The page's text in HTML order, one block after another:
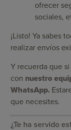
ofrecer
sociales,
¡Listo! Ya sabes
realizar envíos
Y recuerda que
con nuestro
WhatsApp.
que necesites.
¿Te ha servido